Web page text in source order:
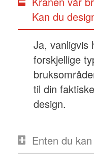
Kan du
Ja, vanligvis
forskjellige
til din
design.
Enten du